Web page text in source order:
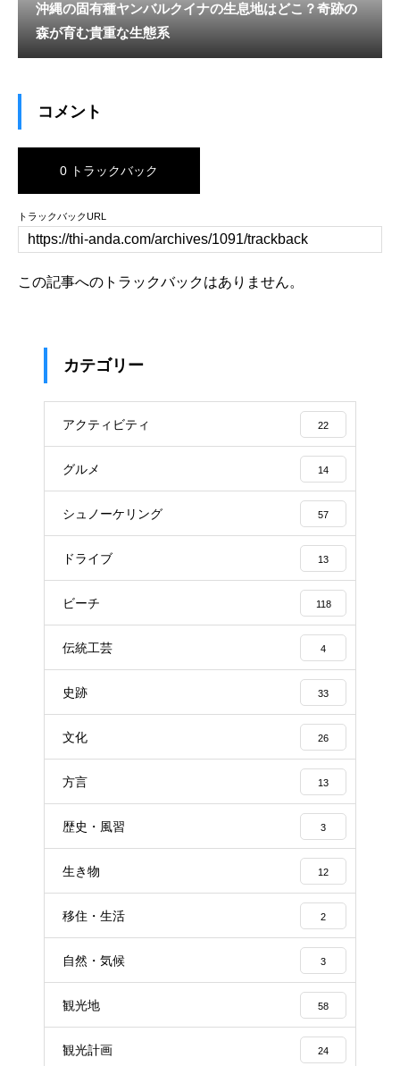
沖縄の固有種ヤンバルクイナの生息地はどこ？奇跡の
森が育む貴重な生態系
コメント
0 トラックバック
トラックバックURL
この記事へのトラックバックはありません。
カテゴリー
アクティビティ 22
グルメ 14
シュノーケリング 57
ドライブ 13
ビーチ 118
伝統工芸 4
史跡 33
文化 26
方言 13
歴史・風習 3
生き物 12
移住・生活 2
自然・気候 3
観光地 58
観光計画 24